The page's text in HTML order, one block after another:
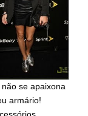
se apaixona
armário!